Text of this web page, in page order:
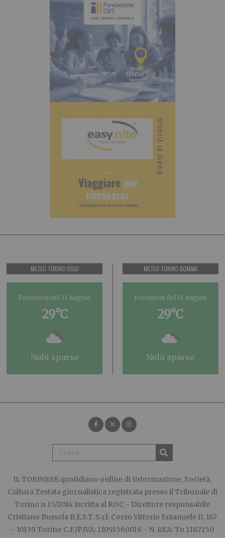
METEO TORINO OGGI
Previsioni del 11 August
29°C
nubi sparse
METEO TORINO DOMANI
Previsioni del 11 August
29°C
nubi sparse
IL TORINESE quotidiano online di Informazione, Società,
Cultura Testata giornalistica registrata presso il Tribunale di
Torino n.15/2014 Iscritta al ROC - Direttore responsabile
Cristiano Bussola B.E.S.T. S.r.l. Corso Vittorio Emanuele II, 167
- 10139 Torino C.F./P.IVA: 11091560018 - N. REA: To 1187150